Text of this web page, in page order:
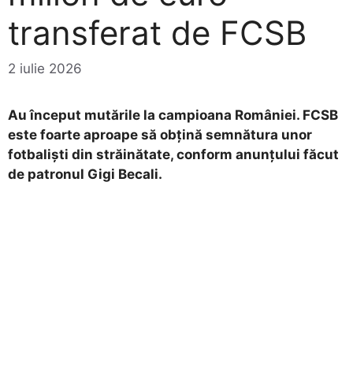
transferat de FCSB
2 iulie 2026
Au început mutările la campioana României. FCSB
este foarte aproape să obțină semnătura unor
fotbaliști din străinătate, conform anunțului făcut
de patronul Gigi Becali.